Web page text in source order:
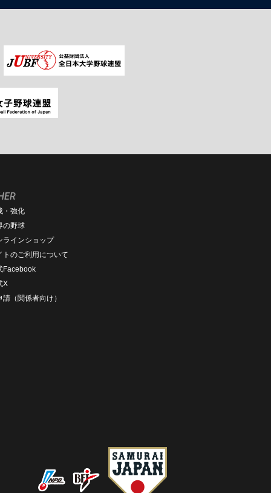
・強化
の野球
ラインショップ
トのご利用について
Facebook
X
請（関係者向け）